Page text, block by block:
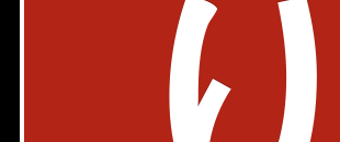
890,000円〜2,700,000円
築年: 2025年3月
部屋件数: 3部屋
物件詳細